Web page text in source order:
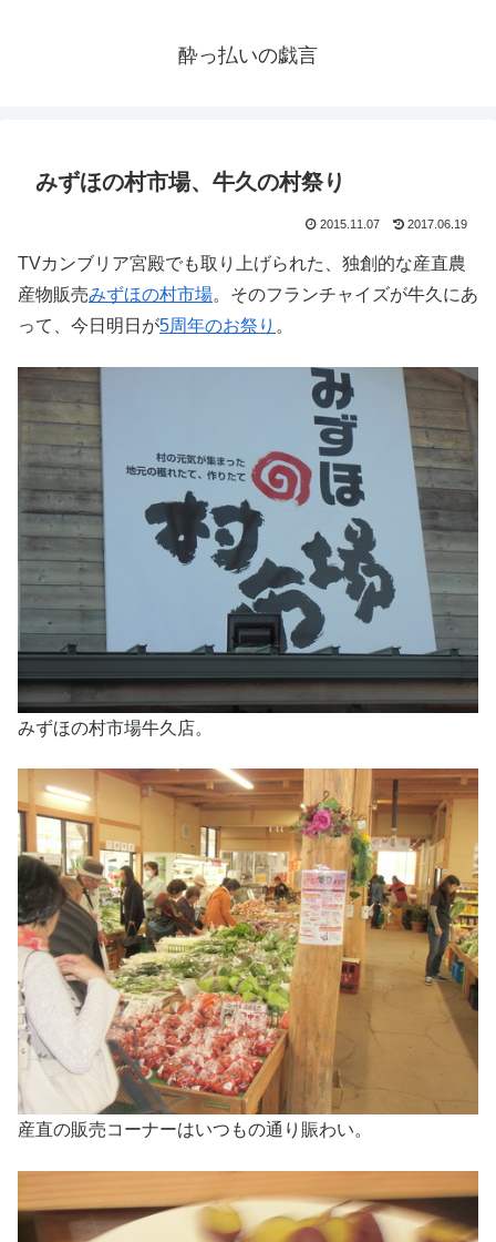
酔っ払いの戯言
みずほの村市場、牛久の村祭り
2015.11.07 2017.06.19
TVカンブリア宮殿でも取り上げられた、独創的な産直農
産物販売みずほの村市場。そのフランチャイズが牛久にあ
って、今日明日が5周年のお祭り 。
みずほの村市場牛久店。
産直の販売コーナーはいつもの通り賑わい。